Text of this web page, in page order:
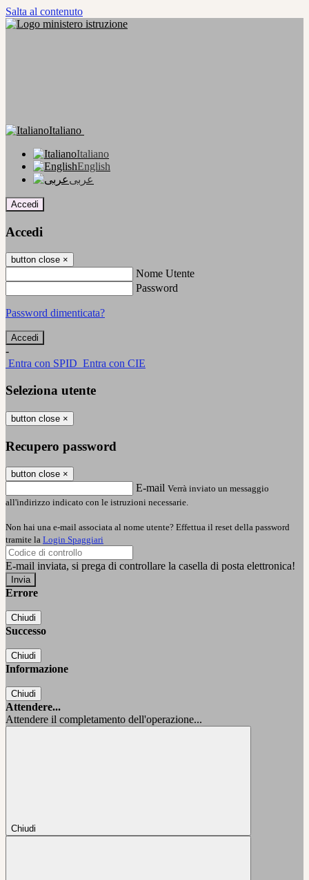
Salta al contenuto
Italiano
Italiano
English
عربى
Accedi
Accedi
button close ×
Nome Utente
Password
Password dimenticata?
-
Entra con SPID Entra con CIE
Seleziona utente
button close ×
Recupero password
button close ×
E-mail Verrà inviato un messaggio
all'indirizzo indicato con le istruzioni necessarie.
Non hai una e-mail associata al nome utente? Effettua il reset della password
tramite la Login Spaggiari
E-mail inviata, si prega di controllare la casella di posta elettronica!
Errore
Chiudi
Successo
Chiudi
Informazione
Chiudi
Attendere...
Attendere il completamento dell'operazione...
Chiudi